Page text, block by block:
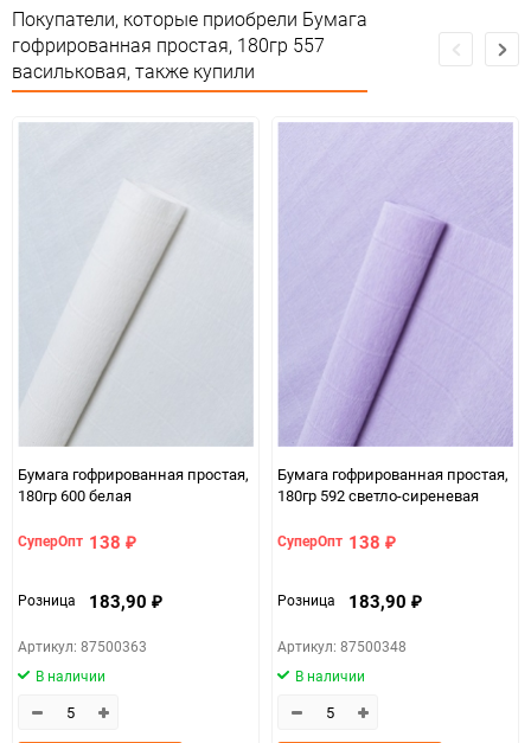
Срок годности Срок годности не ограничен
Предназначение товара Для флористики
Минимальное количество
Количество в коробке
Единица измерения
Покупатели, которые приобрели Бумага
гофрированная простая, 180гр 557
васильковая, также купили
Бумага гофрированная простая,
180гр 600 белая
СуперОпт 138 ₽
Розница 183,90 ₽
Артикул: 87500363
В наличии
Бумага гофрированная простая,
180гр 592 светло-сиреневая
СуперОпт 138 ₽
Розница 183,90 ₽
Артикул: 87500348
В наличии